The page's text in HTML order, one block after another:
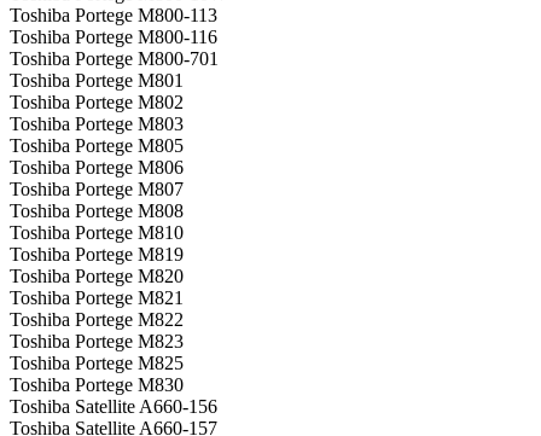
Toshiba Portege M800-113
Toshiba Portege M800-116
Toshiba Portege M800-701
Toshiba Portege M801
Toshiba Portege M802
Toshiba Portege M803
Toshiba Portege M805
Toshiba Portege M806
Toshiba Portege M807
Toshiba Portege M808
Toshiba Portege M810
Toshiba Portege M819
Toshiba Portege M820
Toshiba Portege M821
Toshiba Portege M822
Toshiba Portege M823
Toshiba Portege M825
Toshiba Portege M830
Toshiba Satellite A660-156
Toshiba Satellite A660-157